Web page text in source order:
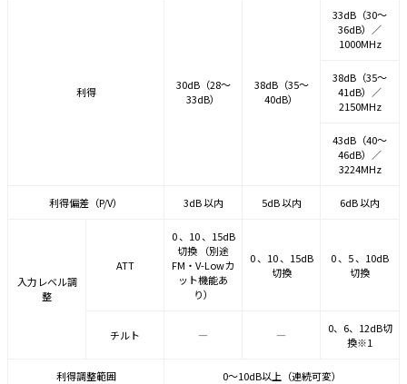
利得
30dB（28～
33dB）
38dB（35～
40dB）
33dB（30～
36dB）／
1000MHz
38dB（35～
41dB）／
2150MHz
43dB（40～
46dB）／
3224MHz
利得偏差（P/V） 3dB 以内 5dB 以内 6dB 以内
入力レベル調
整
ATT
0 、10 、15dB
切換 （別途
FM・V-Lowカ
ット機能あ
り）
0 、10 、15dB
切換
0 、5 、10dB
切換
チルト ― ―
0、6、12dB切
換※1
利得調整範囲 0～10dB以上（連続可変）